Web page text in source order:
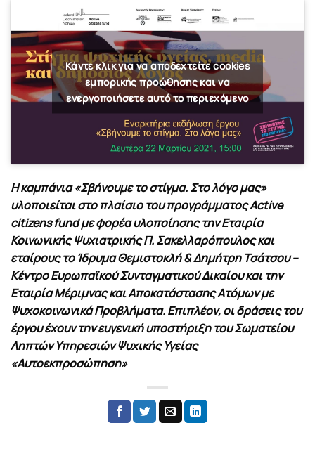
Κάντε κλικ για να αποδεχτείτε cookies
εμπορικής προώθησης και να
ενεργοποιήσετε αυτό το περιεχόμενο
Η καμπάνια «Σβήνουμε το στίγμα. Στο λόγο μας»
υλοποιείται στο πλαίσιο του προγράμματος Active
citizens fund με φορέα υλοποίησης την Εταιρία
Κοινωνικής Ψυχιατρικής Π. Σακελλαρόπουλος και
εταίρους το Ίδρυμα Θεμιστοκλή & Δημήτρη Τσάτσου –
Κέντρο Ευρωπαϊκού Συνταγματικού Δικαίου και την
Εταιρία Μέριμνας και Αποκατάστασης Ατόμων με
Ψυχοκοινωνικά Προβλήματα. Επιπλέον, οι δράσεις του
έργου έχουν την ευγενική υποστήριξη του Σωματείου
Ληπτών Υπηρεσιών Ψυχικής Υγείας
«Αυτοεκπροσώπηση»